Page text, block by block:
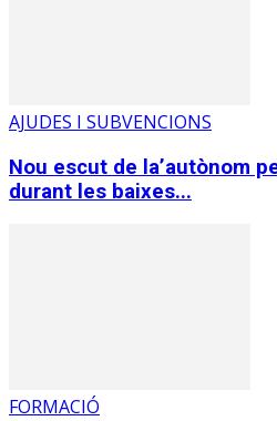
AJUDES I SUBVENCIONS
Nou escut de la’autònom
durant les baixes...
FORMACIÓ